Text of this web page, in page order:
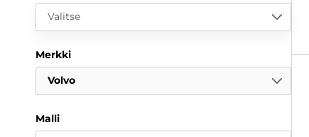
Valitse
Merkki
Volvo
Malli